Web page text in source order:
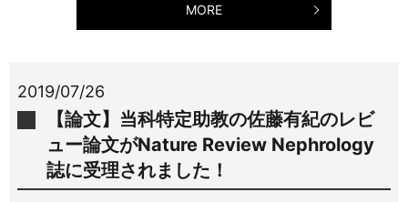
MORE
2019/07/26
【論文】当科特定助教の佐藤有紀のレビ
ュー論文がNature Review Nephrology
誌に受理されました！